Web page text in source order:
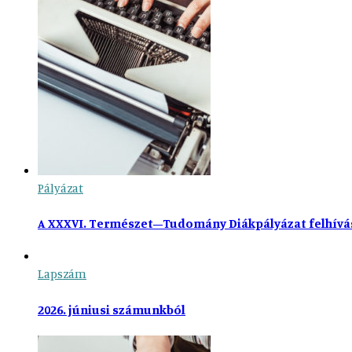
Pályázat
A XXXVI. Természet–Tudomány Diákpályázat
Lapszám
2026. júniusi számunkból